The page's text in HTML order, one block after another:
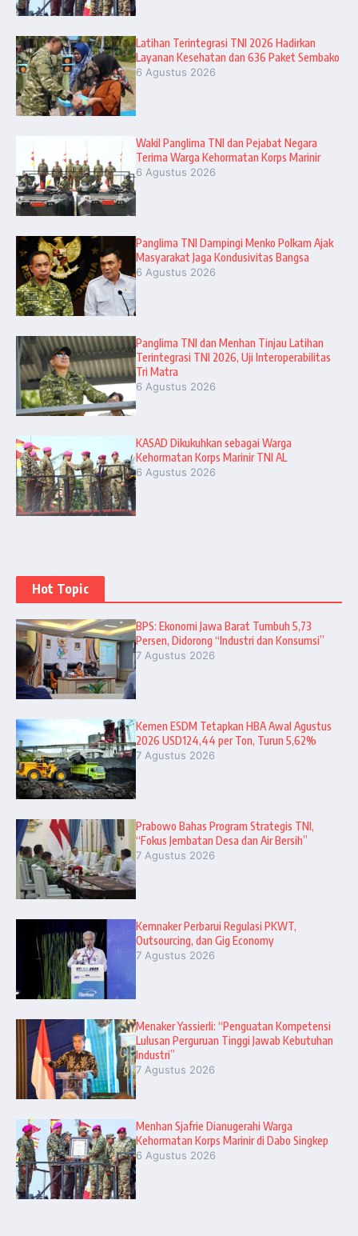
Latihan Terintegrasi TNI 2026 Hadirkan
Layanan Kesehatan dan 636 Paket Sembako
6 Agustus 2026
Wakil Panglima TNI dan Pejabat Negara
Terima Warga Kehormatan Korps Marinir
6 Agustus 2026
Panglima TNI Dampingi Menko Polkam Ajak
Masyarakat Jaga Kondusivitas Bangsa
6 Agustus 2026
Panglima TNI dan Menhan Tinjau Latihan
Terintegrasi TNI 2026, Uji Interoperabilitas
Tri Matra
6 Agustus 2026
KASAD Dikukuhkan sebagai Warga
Kehormatan Korps Marinir TNI AL
6 Agustus 2026
Hot Topic
BPS: Ekonomi Jawa Barat Tumbuh 5,73
Persen, Didorong “Industri dan Konsumsi”
7 Agustus 2026
Kemen ESDM Tetapkan HBA Awal Agustus
2026 USD124,44 per Ton, Turun 5,62%
7 Agustus 2026
Prabowo Bahas Program Strategis TNI,
“Fokus Jembatan Desa dan Air Bersih”
7 Agustus 2026
Kemnaker Perbarui Regulasi PKWT,
Outsourcing, dan Gig Economy
7 Agustus 2026
Menaker Yassierli: “Penguatan Kompetensi
Lulusan Perguruan Tinggi Jawab Kebutuhan
Industri”
7 Agustus 2026
Menhan Sjafrie Dianugerahi Warga
Kehormatan Korps Marinir di Dabo Singkep
6 Agustus 2026